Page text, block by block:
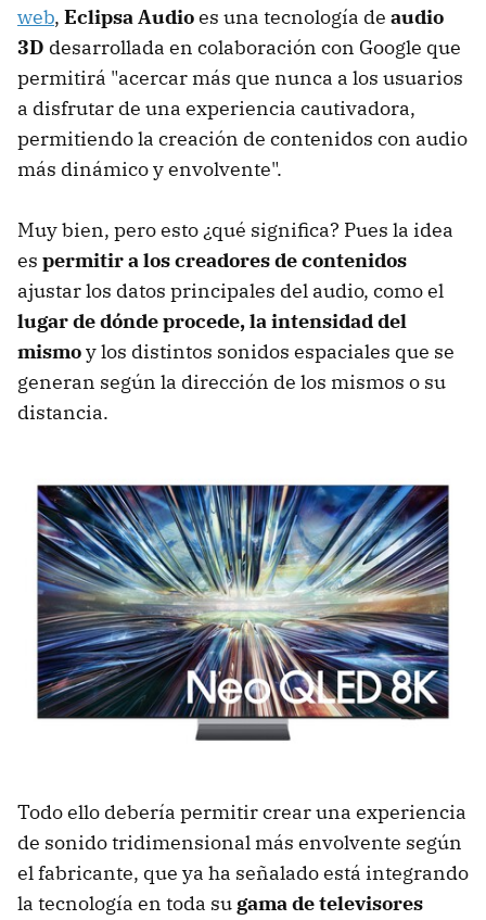
web, Eclipsa Audioes una tecnología de audio
3D desarrollada en colaboración con Google que
permitirá "acercar más que nunca a los usuarios
a disfrutar de una experiencia cautivadora,
permitiendo la creación de contenidos con audio
más dinámico y envolvente".
Muy bien, pero esto ¿qué significa? Pues la idea
es permitir a los creadores de contenidos
ajustar los datos principales del audio, como el
lugar de dónde procede, la intensidad del
mismoy los distintos sonidos espaciales que se
generan según la dirección de los mismos o su
distancia.
Todo ello debería permitir crear una experiencia
de sonido tridimensional más envolvente según
el fabricante, que ya ha señalado está integrando
la tecnología en toda su gama de televisores